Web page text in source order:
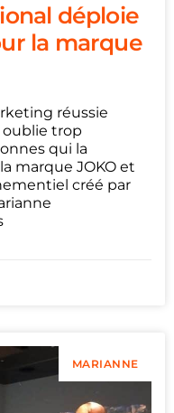
déploie
la marque
réussie
oublie trop
qui la
marque JOKO et
créé par
MARIANNE